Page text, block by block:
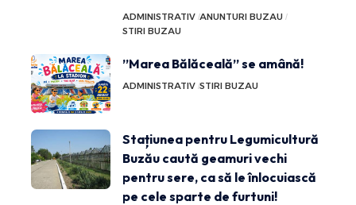
ADMINISTRATIV ANUNTURI BUZAU
STIRI BUZAU
”Marea Bălăceală” se amână!
ADMINISTRATIV STIRI BUZAU
Stațiunea pentru Legumicultură
Buzău caută geamuri vechi
pentru sere, ca să le înlocuiască
pe cele sparte de furtuni!